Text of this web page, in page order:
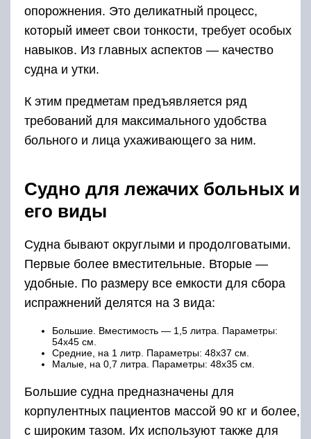
опорожнения. Это деликатный процесс,
который имеет свои тонкости, требует особых
навыков. Из главных аспектов — качество
судна и утки.
К этим предметам предъявляется ряд
требований для максимального удобства
больного и лица ухаживающего за ним.
Судно для лежачих больных и
его виды
Судна бывают округлыми и продолговатыми.
Первые более вместительные. Вторые —
удобные. По размеру все емкости для сбора
испражнений делятся на 3 вида:
Большие. Вместимость — 1,5 литра. Параметры:
54х45 см.
Средние, на 1 литр. Параметры: 48х37 см.
Малые, на 0,7 литра. Параметры: 48х35 см.
Большие судна предназначены для
корпулентных пациентов массой 90 кг и более,
с широким тазом. Их используют также для